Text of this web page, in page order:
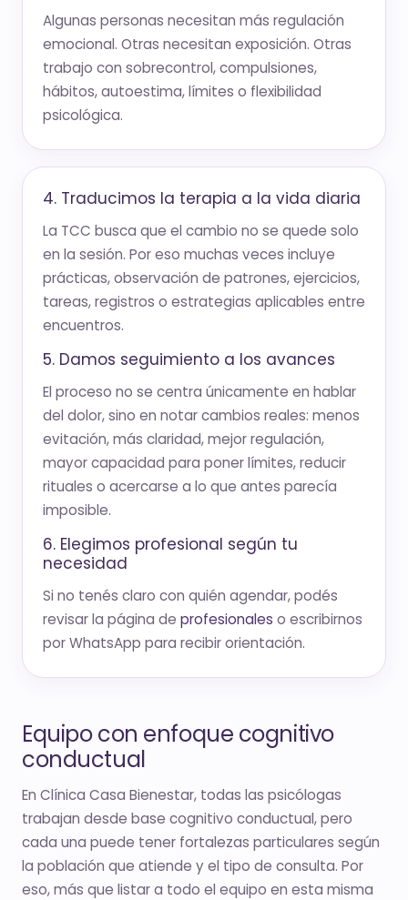
Algunas personas necesitan más regulación
emocional. Otras necesitan exposición. Otras
trabajo con sobrecontrol, compulsiones,
hábitos, autoestima, límites o flexibilidad
psicológica.
4. Traducimos la terapia a la vida diaria
La TCC busca que el cambio no se quede solo
en la sesión. Por eso muchas veces incluye
prácticas, observación de patrones, ejercicios,
tareas, registros o estrategias aplicables entre
encuentros.
5. Damos seguimiento a los avances
El proceso no se centra únicamente en hablar
del dolor, sino en notar cambios reales: menos
evitación, más claridad, mejor regulación,
mayor capacidad para poner límites, reducir
rituales o acercarse a lo que antes parecía
imposible.
6. Elegimos profesional según tu
necesidad
Si no tenés claro con quién agendar, podés
revisar la página de profesionales o escribirnos
por WhatsApp para recibir orientación.
Equipo con enfoque cognitivo
conductual
En Clínica Casa Bienestar, todas las psicólogas
trabajan desde base cognitivo conductual, pero
cada una puede tener fortalezas particulares según
la población que atiende y el tipo de consulta. Por
eso, más que listar a todo el equipo en esta misma